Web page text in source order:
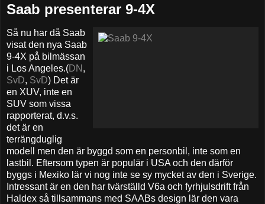
Saab presenterar 9-4X
Så nu har då Saab
visat den nya Saab
9-4X på bilmässan
i Los Angeles.(DN ,
SvD, SvD) Det är
en XUV, inte en
SUV som vissa
rapporterat, d.v.s.
det är en
terrängduglig
modell men den är byggd som en personbil, inte som en
lastbil. Eftersom typen är populär i USA och den därför
byggs i Mexiko lär vi nog inte se sy mycket av den i Sverige.
Intressant är en den har tvärställd V6a och fyrhjulsdrift från
Haldex så tillsammans med SAABs design lär den vara